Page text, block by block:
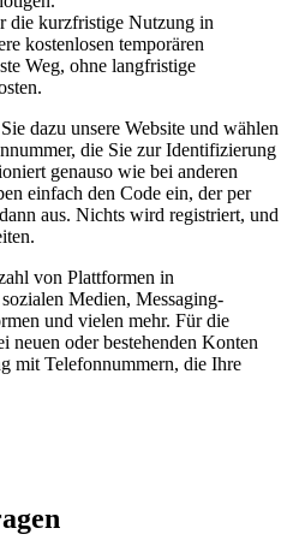
die kurzfristige Nutzung in
kostenlosen temporären
Weg, ohne langfristige
dazu unsere Website und wählen
die Sie zur Identifizierung
genauso wie bei anderen
einfach den Code ein, der per
aus. Nichts wird registriert, und
von Plattformen in
Medien, Messaging-
und vielen mehr. Für die
oder bestehenden Konten
mit Telefonnummern, die Ihre